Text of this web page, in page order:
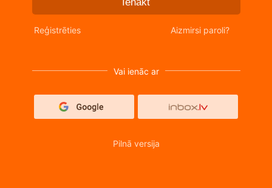
Ienākt
Reģistrēties Aizmirsi paroli?
Vai ienāc ar
Pilnā versija